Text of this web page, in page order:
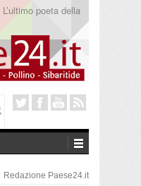
il romanzo di Luigi
Redazione Paese24.it